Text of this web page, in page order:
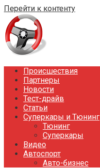
Перейти к контенту
Происшествия
Партнеры
Новости
Тест-драйв
Статьи
Суперкары и Тюнинг
Тюнинг
Суперкары
Видео
Автоспорт
Авто-бизнес